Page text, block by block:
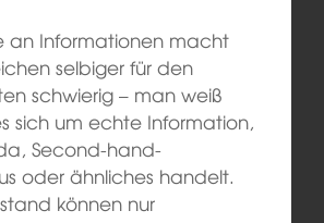
an Informationen macht
selbiger für den
schwierig – man weiß
sich um echte Information,
Second-hand-
oder ähnliches handelt.
können nur